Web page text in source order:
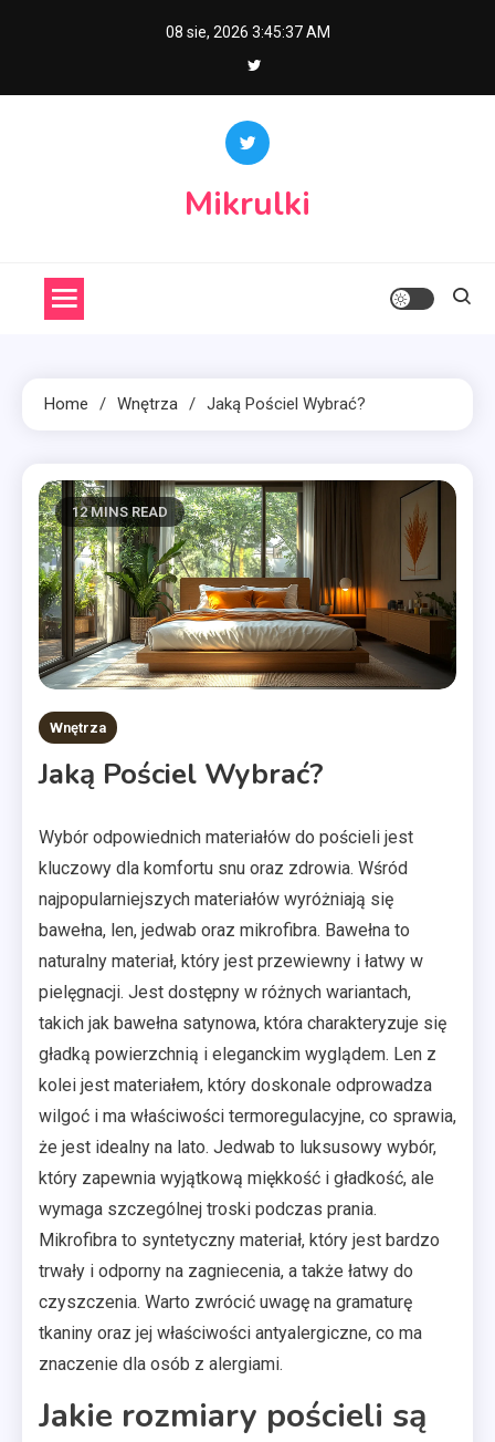
08 sie, 2026 3:45:38 AM
Mikrulki
Home Wnętrza Jaką Pościel Wybrać?
12 MINS READ
Wnętrza
Jaką Pościel Wybrać?
Wybór odpowiednich materiałów do pościeli jest
kluczowy dla komfortu snu oraz zdrowia. Wśród
najpopularniejszych materiałów wyróżniają się
bawełna, len, jedwab oraz mikrofibra. Bawełna to
naturalny materiał, który jest przewiewny i łatwy w
pielęgnacji. Jest dostępny w różnych wariantach,
takich jak bawełna satynowa, która charakteryzuje się
gładką powierzchnią i eleganckim wyglądem. Len z
kolei jest materiałem, który doskonale odprowadza
wilgoć i ma właściwości termoregulacyjne, co sprawia,
że jest idealny na lato. Jedwab to luksusowy wybór,
który zapewnia wyjątkową miękkość i gładkość, ale
wymaga szczególnej troski podczas prania.
Mikrofibra to syntetyczny materiał, który jest bardzo
trwały i odporny na zagniecenia, a także łatwy do
czyszczenia. Warto zwrócić uwagę na gramaturę
tkaniny oraz jej właściwości antyalergiczne, co ma
znaczenie dla osób z alergiami.
Jakie rozmiary pościeli są